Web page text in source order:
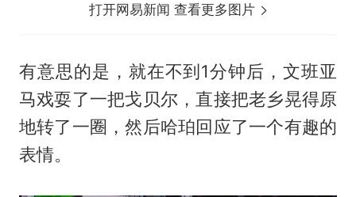
打开网易新闻 查看更多图片
有意思的是，就在不到1分钟后，文班亚
马戏耍了一把戈贝尔，直接把老乡晃得原
地转了一圈，然后哈珀回应了一个有趣的
表情。